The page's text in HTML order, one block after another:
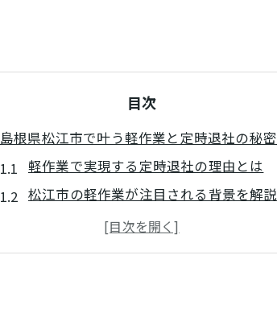
目次
島根県松江市で叶う軽作業と定時退社の秘密
軽作業で実現する定時退社の理由とは
松江市の軽作業が注目される背景を解説
軽作業職場で叶うワークライフバランス
定時退社可能な軽作業求人の選び方